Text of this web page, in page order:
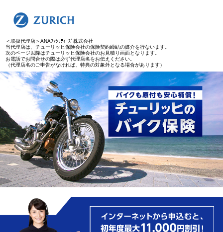
＜取扱代理店＞ANAﾌｧｼﾘﾃｨｰｽﾞ株式会社
当代理店は、チューリッヒ保険会社の保険契約締結の媒介を行ないます。
次のページ以降はチューリッヒ保険会社のお見積り画面となります。
お電話でお問合せの際は必ず代理店名をお伝えください。
（代理店名のご申告がなければ、特典の対象外となる場合があります）